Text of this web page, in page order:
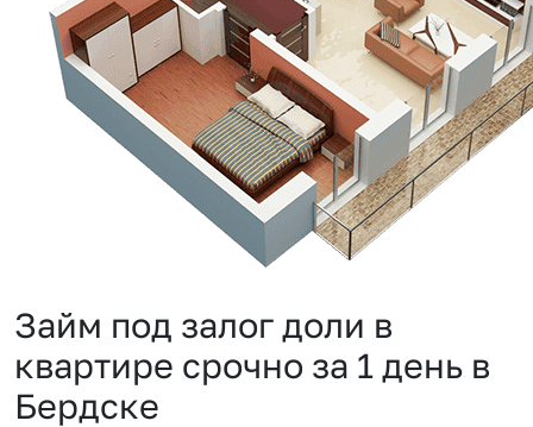
Займ под залог доли в
квартире срочно за 1 день в
Бердске